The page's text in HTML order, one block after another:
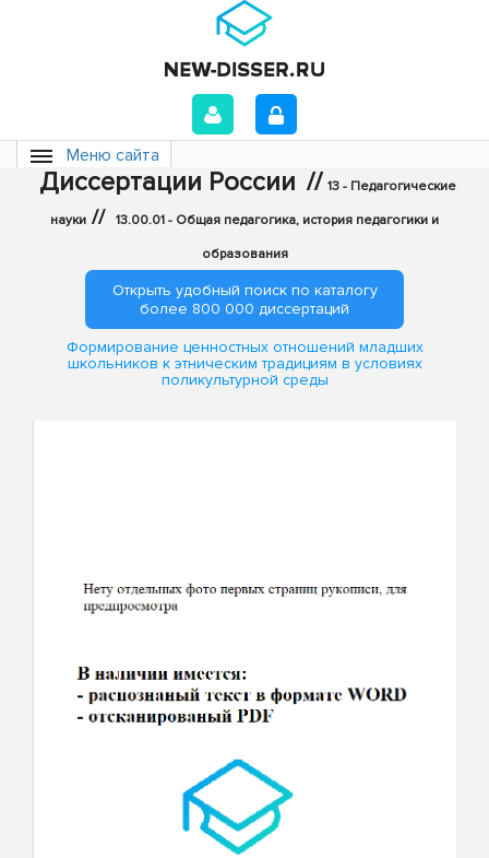
Меню сайта
Диссертации России // 13 - Педагогические
науки // 13.00.01 - Общая педагогика, история педагогики и
образования
Открыть удобный поиск по каталогу
более 800 000 диссертаций
Формирование ценностных отношений младших
школьников к этническим традициям в условиях
поликультурной среды